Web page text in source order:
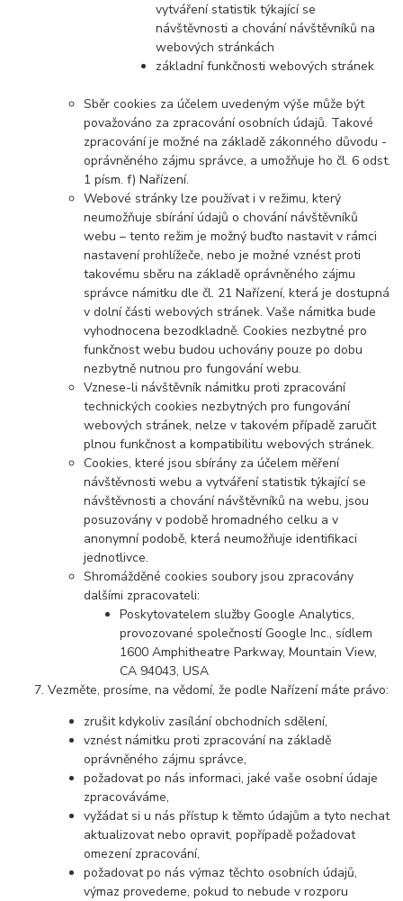
vytváření statistik týkající se
návštěvnosti a chování návštěvníků na
webových stránkách
základní funkčnosti webových stránek
Sběr cookies za účelem uvedeným výše může být
považováno za zpracování osobních údajů. Takové
zpracování je možné na základě zákonného důvodu -
oprávněného zájmu správce, a umožňuje ho čl. 6 odst.
1 písm. f) Nařízení.
Webové stránky lze používat i v režimu, který
neumožňuje sbírání údajů o chování návštěvníků
webu – tento režim je možný buďto nastavit v rámci
nastavení prohlížeče, nebo je možné vznést proti
takovému sběru na základě oprávněného zájmu
správce námitku dle čl. 21 Nařízení, která je dostupná
v dolní části webových stránek. Vaše námitka bude
vyhodnocena bezodkladně. Cookies nezbytné pro
funkčnost webu budou uchovány pouze po dobu
nezbytně nutnou pro fungování webu.
Vznese-li návštěvník námitku proti zpracování
technických cookies nezbytných pro fungování
webových stránek, nelze v takovém případě zaručit
plnou funkčnost a kompatibilitu webových stránek.
Cookies, které jsou sbírány za účelem měření
návštěvnosti webu a vytváření statistik týkající se
návštěvnosti a chování návštěvníků na webu, jsou
posuzovány v podobě hromadného celku a v
anonymní podobě, která neumožňuje identifikaci
jednotlivce.
Shromážděné cookies soubory jsou zpracovány
dalšími zpracovateli:
Poskytovatelem služby Google Analytics,
provozované společností Google Inc., sídlem
1600 Amphitheatre Parkway, Mountain View,
CA 94043, USA
Vezměte, prosíme, na vědomí, že podle Nařízení máte právo:
zrušit kdykoliv zasílání obchodních sdělení,
vznést námitku proti zpracování na základě
oprávněného zájmu správce,
požadovat po nás informaci, jaké vaše osobní údaje
zpracováváme,
vyžádat si u nás přístup k těmto údajům a tyto nechat
aktualizovat nebo opravit, popřípadě požadovat
omezení zpracování,
požadovat po nás výmaz těchto osobních údajů,
výmaz provedeme, pokud to nebude v rozporu